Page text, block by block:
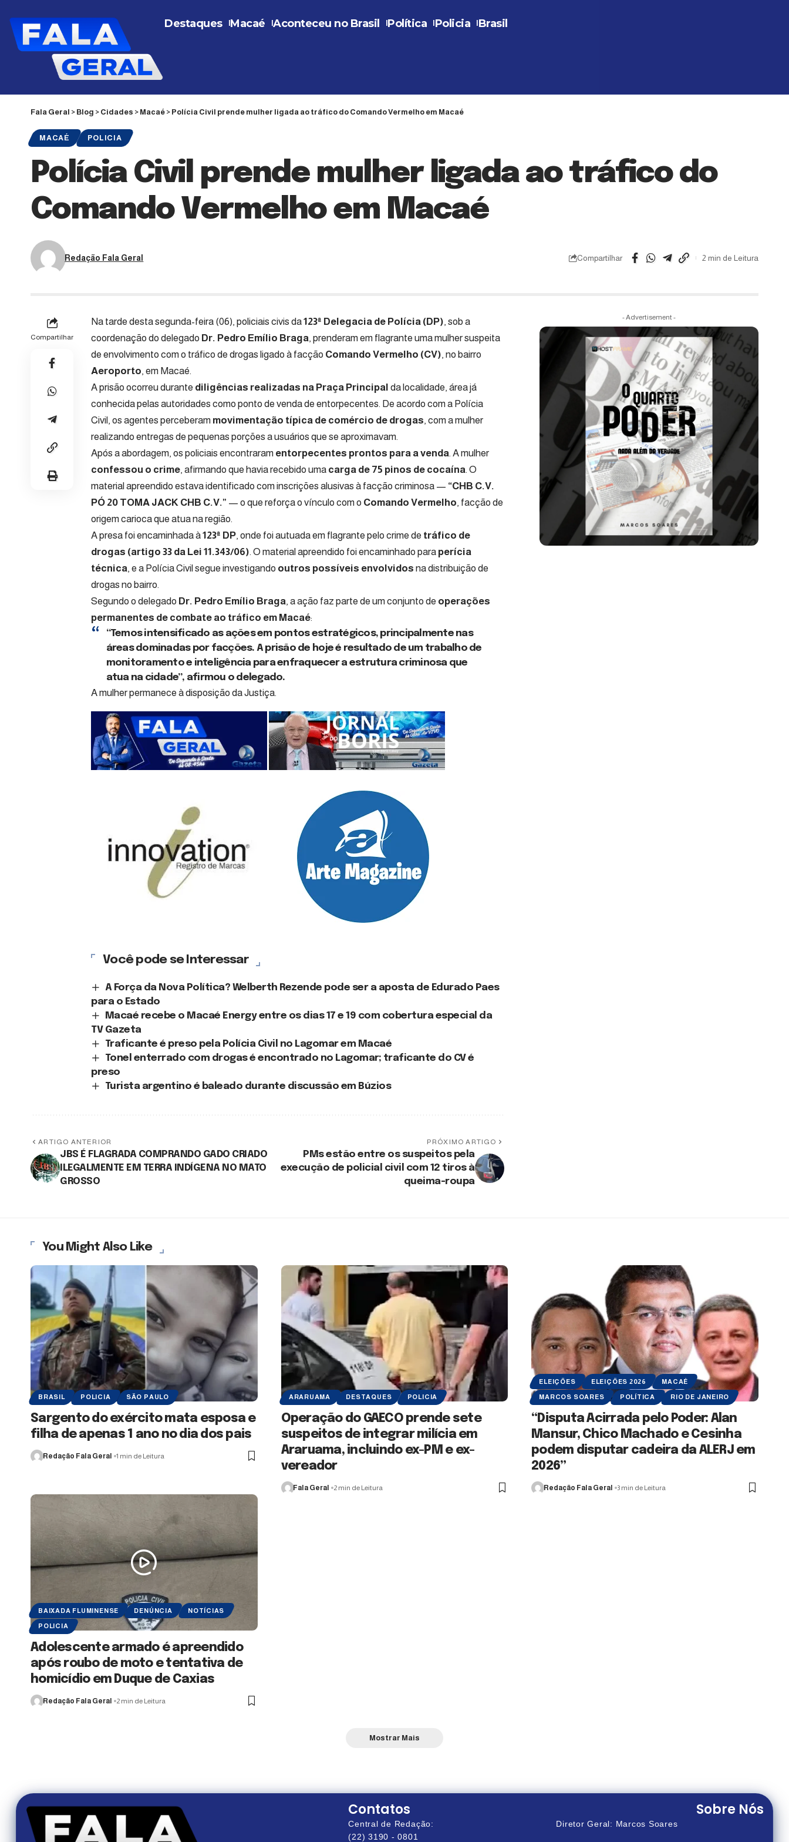
Destaques Macaé Aconteceu no Brasil Política Policia Brasil
Fala Geral > Blog > Cidades > Macaé > Polícia Civil prende mulher ligada ao tráfico do Comando Vermelho em Macaé
MACAÉ POLICIA
Polícia Civil prende mulher ligada ao tráfico do
Comando Vermelho em Macaé
Redação Fala Geral Compartilhar 2 min de Leitura
Compartilhar
Na tarde desta segunda-feira (06), policiais civis da123ª Delegacia de Polícia (DP), sob a
coordenação do delegado Dr. Pedro Emílio Braga, prenderam em flagrante uma mulher suspeita
de envolvimento com o tráfico de drogas ligado à facção Comando Vermelho (CV), no bairro
Aeroporto, em Macaé.
A prisão ocorreu durante diligências realizadas na Praça Principal da localidade, área já
conhecida pelas autoridades como ponto de venda de entorpecentes. De acordo com a Polícia
Civil, os agentes perceberam movimentação típica de comércio de drogas, com a mulher
realizando entregas de pequenas porções a usuários que se aproximavam.
Após a abordagem, os policiais encontraram entorpecentes prontos para a venda. A mulher
confessou o crime, afirmando que havia recebido uma carga de 75 pinos de cocaína. O
material apreendido estava identificado com inscrições alusivas à facção criminosa — “CHB C.V.
PÓ 20 TOMA JACK CHB C.V.” — o que reforça o vínculo com o Comando Vermelho, facção de
origem carioca que atua na região.
A presa foi encaminhada à123ª DP, onde foi autuada em flagrante pelo crime de tráfico de
drogas (artigo 33 da Lei 11.343/06). O material apreendido foi encaminhado para perícia
técnica, e a Polícia Civil segue investigando outros possíveis envolvidos na distribuição de
drogas no bairro.
Segundo o delegado Dr. Pedro Emílio Braga, a ação faz parte de um conjunto de operações
permanentes de combate ao tráfico em Macaé:
“Temos intensificado as ações em pontos estratégicos, principalmente nas
áreas dominadas por facções. A prisão de hoje é resultado de um trabalho de
monitoramento e inteligência para enfraquecer a estrutura criminosa que
atua na cidade”, afirmou o delegado.
A mulher permanece à disposição da Justiça.
Você pode se Interessar
A Força da Nova Política? Welberth Rezende pode ser a aposta de Edurado Paes
para o Estado
Macaé recebe o Macaé Energy entre os dias 17 e 19 com cobertura especial da
TV Gazeta
Traficante é preso pela Polícia Civil no Lagomar em Macaé
Tonel enterrado com drogas é encontrado no Lagomar; traficante do CV é
preso
Turista argentino é baleado durante discussão em Búzios
ARTIGO ANTERIOR
JBS É FLAGRADA COMPRANDO GADO CRIADO
ILEGALMENTE EM TERRA INDÍGENA NO MATO
GROSSO
PRÓXIMO ARTIGO
PMs estão entre os suspeitos pela
execução de policial civil com 12 tiros à
queima-roupa
- Advertisement -
You Might Also Like
BRASIL POLICIA SÃO PAULO
Sargento do exército mata esposa e
filha de apenas 1 ano no dia dos pais
Redação Fala Geral 1 min de Leitura
ARARUAMA DESTAQUES POLICIA
Operação do GAECO prende sete
suspeitos de integrar milícia em
Araruama, incluindo ex-PM e ex-
vereador
Fala Geral 2 min de Leitura
ELEIÇÕES ELEIÇÕES 2026 MACAÉ
MARCOS SOARES POLÍTICA RIO DE JANEIRO
“Disputa Acirrada pelo Poder: Alan
Mansur, Chico Machado e Cesinha
podem disputar cadeira da ALERJ em
2026”
Redação Fala Geral 3 min de Leitura
BAIXADA FLUMINENSE DENÚNCIA NOTÍCIAS
POLICIA
Adolescente armado é apreendido
após roubo de moto e tentativa de
homicídio em Duque de Caxias
Redação Fala Geral 2 min de Leitura
Mostrar Mais
Contatos
Central de Redação:
(22) 3190 - 0801
Sobre Nós
Diretor Geral: Marcos Soares